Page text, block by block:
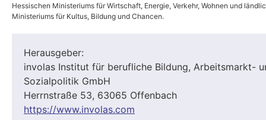
Hessischen Ministeriums für Wirtschaft, Energie, Verkehr, Wohnen und
Ministeriums für Kultus, Bildung und Chancen.
Herausgeber:
involas Institut für berufliche Bildung, Arbeitsmarkt-
Sozialpolitik GmbH
Herrnstraße 53, 63065 Offenbach
https://www.involas.com